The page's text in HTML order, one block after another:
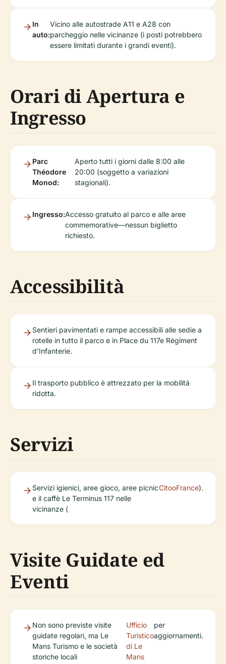
In
auto:
Vicino alle autostrade A11 e A28 con
parcheggio nelle vicinanze (i posti potrebbero
essere limitati durante i grandi eventi).
Orari di Apertura e
Ingresso
Parc
Théodore
Monod:
Aperto tutti i giorni dalle 8:00 alle
20:00 (soggetto a variazioni
stagionali).
Ingresso:Accesso gratuito al parco e alle aree
commemorative—nessun biglietto
richiesto.
Accessibilità
Sentieri pavimentati e rampe accessibili alle sedie a
rotelle in tutto il parco e in Place du 117e Régiment
d’Infanterie.
Il trasporto pubblico è attrezzato per la mobilità
ridotta.
Servizi
Servizi igienici, aree gioco, aree picnic
e il caffè Le Terminus 117 nelle
vicinanze (
CitooFrance).
Visite Guidate ed
Eventi
Non sono previste visite
guidate regolari, ma Le
Mans Turismo e le società
storiche locali
Ufficio
Turistico
di Le
Mans
per
aggiornamenti.